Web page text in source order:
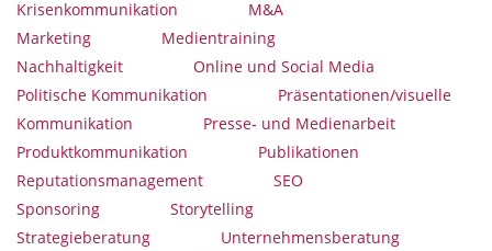
Krisenkommunikation
M&A
Marketing
Medientraining
Nachhaltigkeit
Online und Social Media
Politische Kommunikation
Präsentationen/visuelle
Kommunikation
Presse- und Medienarbeit
Produktkommunikation
Publikationen
Reputationsmanagement
SEO
Sponsoring
Storytelling
Strategieberatung
Unternehmensberatung